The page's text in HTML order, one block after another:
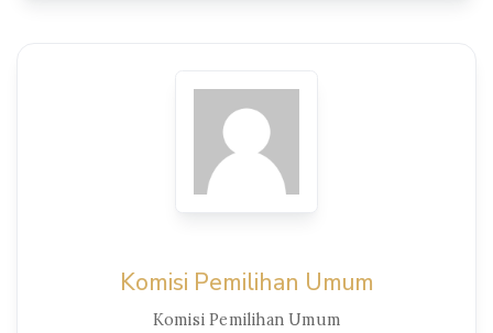
View Details
Komisi Pemilihan Umum
Komisi Pemilihan Umum